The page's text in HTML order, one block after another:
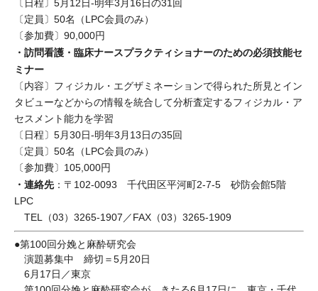
〔日程〕5月12日-明年3月16日の31回
〔定員〕50名（LPC会員のみ）
〔参加費〕90,000円
・訪問看護・臨床ナースプラクティショナーのための必須技能セ
ミナー
〔内容〕フィジカル・エグザミネーションで得られた所見とイン
タビューなどからの情報を統合して分析査定するフィジカル・ア
セスメント能力を学習
〔日程〕5月30日-明年3月13日の35回
〔定員〕50名（LPC会員のみ）
〔参加費〕105,000円
・連絡先：〒102-0093 千代田区平河町2-7-5 砂防会館5階
LPC
TEL（03）3265-1907／FAX（03）3265-1909
●第100回分娩と麻酔研究会
演題募集中 締切＝5月20日
6月17日／東京